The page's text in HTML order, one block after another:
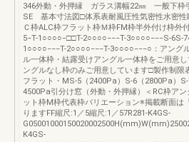
346外動・外押縁 ガラス溝幅22㎜ 一般下枠
SE 基本寸法図□体系表耐風圧性気密性水密性
Ｃ枠ALC枠フラット枠Ｍ枠FM枠半外付け枠外
5−T-1○○○○−□□T-2○○○○−−−T-3○○○○−−−S-6S-
1○○○○−−−T-2○○○○−−−T-3○○○○−−−○：アング
ル一体枠・結露受けアングル一体枠をご用意
ングルなし枠のみご用意しています□製作制限
フラット・MS-5（2400Pa）S-6（2800Pa）S-
4500Pa引分け窓（外動・外押縁）＜RC枠アン
ット枠M枠代表枠バリエーション※掲載断面は
りますFF縮尺:1／5縮尺:1／57R281-K4GS-
K4GS-